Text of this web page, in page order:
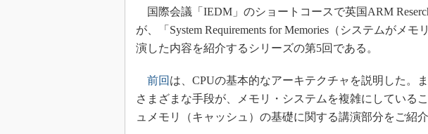
光伝送技術を知る
“異端児エンジニア”が仕掛けた社内
改革、執念の180日
JASA発IoT通信
国際会議「IEDM」のショートコースで英国ARM
が、「System Requirements for Memories（システムがメ
演した内容を紹介するシリーズの第5回である。
前回 は、CPUの基本的なアーキテクチャを説明した。
さまざまな手段が、メモリ・システムを複雑にしている
ュメモリ（キャッシュ）の基礎に関する講演部分をご紹介